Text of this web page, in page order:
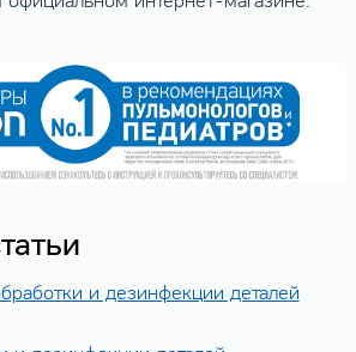
и дезинфекции деталей